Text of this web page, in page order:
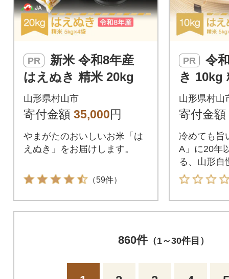
PR
はえぬき 精米 20kg
山形県村山市
寄付金額 35,000円
やまがたのおいしいお米「は
えぬき」をお届けします。
（59件）
PR
き 10kg
山形県村山
寄付金額
冷めても旨
A」に20年
る、山形自
をお届けし
860件（1～30件目）